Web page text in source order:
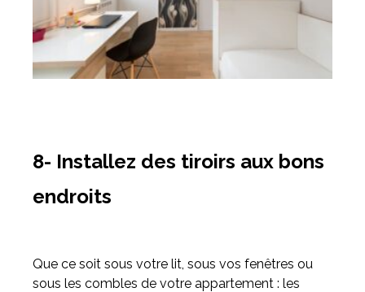
8- Installez des tiroirs aux bons
endroits
Que ce soit sous votre lit, sous vos fenêtres ou
sous les combles de votre appartement : les